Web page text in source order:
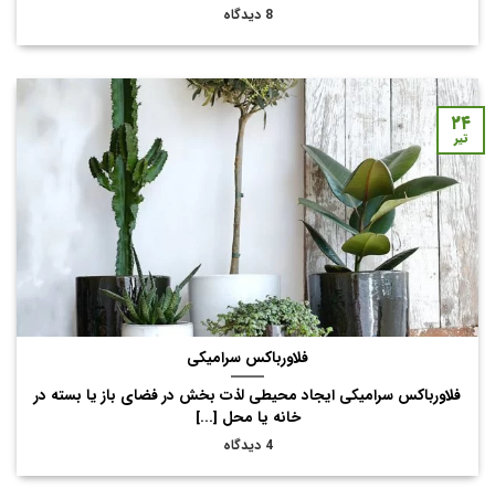
8 دیدگاه
فلاورباکس سرامیکی
فلاورباکس سرامیکی ایجاد محیطی لذت بخش در فضای باز یا بسته در
خانه یا محل [...]
4 دیدگاه
۲۴
تیر